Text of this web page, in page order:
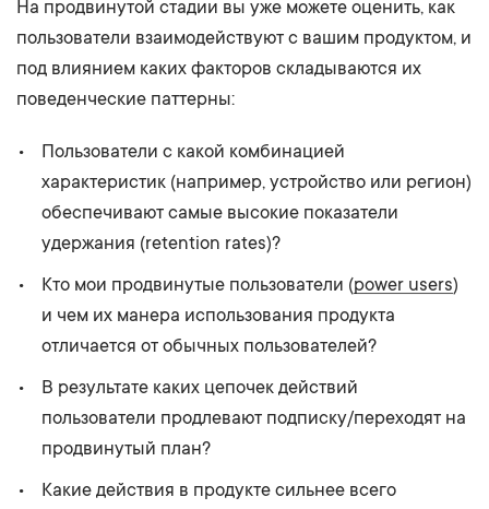
На продвинутой стадии вы уже можете оценить, как
пользователи взаимодействуют с вашим продуктом, и
под влиянием каких факторов складываются их
поведенческие паттерны:
Пользователи с какой комбинацией
характеристик (например, устройство или регион)
обеспечивают самые высокие показатели
удержания (retention rates)?
Кто мои продвинутые пользователи (power users)
и чем их манера использования продукта
отличается от обычных пользователей?
В результате каких цепочек действий
пользователи продлевают подписку/переходят на
продвинутый план?
Какие действия в продукте сильнее всего